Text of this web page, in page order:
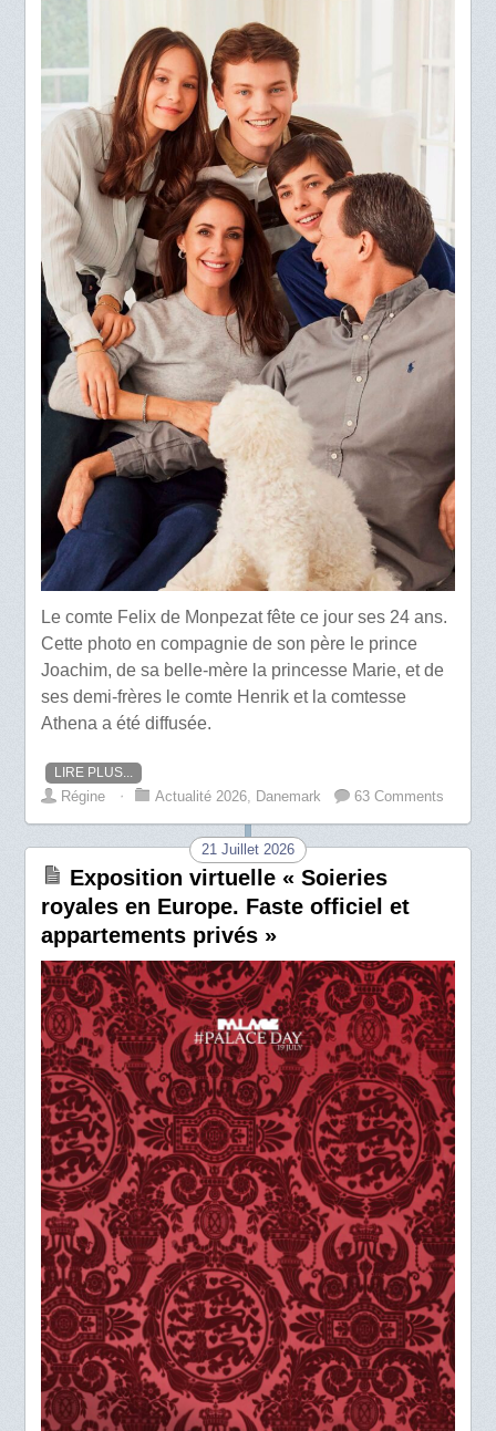
Le comte Felix de Monpezat fête ce jour ses 24 ans.
Cette photo en compagnie de son père le prince
Joachim, de sa belle-mère la princesse Marie, et de
ses demi-frères le comte Henrik et la comtesse
Athena a été diffusée.
LIRE PLUS...
Régine ⋅ Actualité 2026, Danemark 63 Comments
21 Juillet 2026
Exposition virtuelle « Soieries
royales en Europe. Faste officiel et
appartements privés »